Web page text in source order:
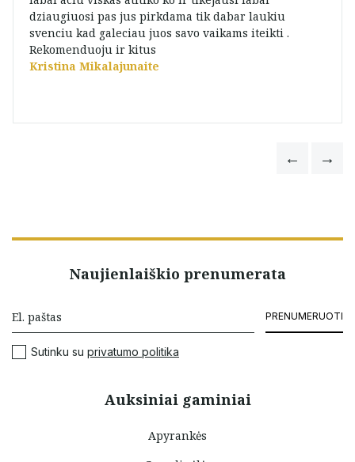
dziaugiuosi pas jus pirkdama tik dabar laukiu
svenciu kad galeciau juos savo vaikams iteikti .
Rekomenduoju ir kitus
Kristina Mikalajunaite
Auksiniai gaminiai
Apyrankės
Naujienlaiškio prenumerata
PRENUMERUOTI
Sutinku su privatumo politika